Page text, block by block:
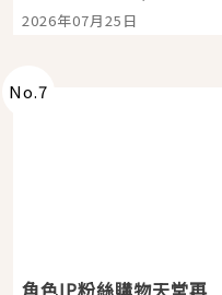
眼全收也不心疼
2026年07月25日
No.7
角色IP粉絲購物天堂再